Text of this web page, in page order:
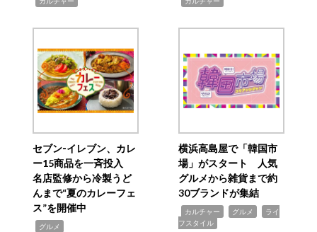
セブン‐イレブン、カレ
ー15商品を一斉投入
名店監修から冷製うど
んまで“夏のカレーフェ
ス”を開催中
グルメ
横浜高島屋で「韓国市
場」がスタート 人気
グルメから雑貨まで約
30ブランドが集結
カルチャー グルメ
ライ
フスタイル